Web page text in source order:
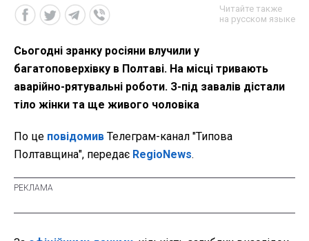
Читайте также
на русском языке
Сьогодні зранку росіяни влучили у
багатоповерхівку в Полтаві. На місці тривають
аварійно-рятувальні роботи. З-під завалів дістали
тіло жінки та ще живого чоловіка
По це повідомив Телеграм-канал "Типова
Полтавщина", передає RegioNews.